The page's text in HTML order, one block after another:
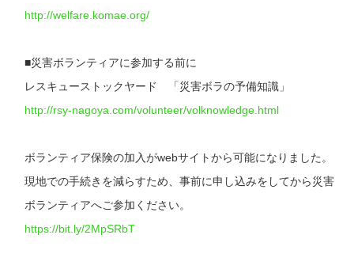
http://welfare.komae.org/
■災害ボランティアに参加する前に
レスキューストックヤード 「災害ボラの予備知識」
http://rsy-nagoya.com/volunteer/volknowledge.html
ボランティア保険の加入がwebサイトから可能になりました。
現地での手続きを減らすため、事前に申し込みをしてから災害
ボランティアへご参加ください。
https://bit.ly/2MpSRbT